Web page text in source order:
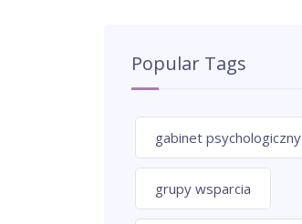
Popular Tags
gabinet psychologiczny
grupy wsparcia